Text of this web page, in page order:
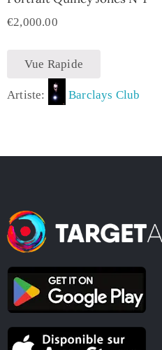
€2,000.00
Vue Rapide
Artiste: Barclays Club